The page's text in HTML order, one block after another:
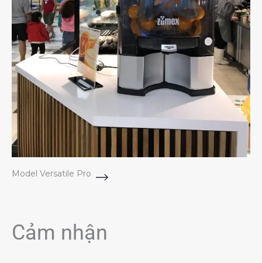
Model Versatile Pro
Cảm nhận